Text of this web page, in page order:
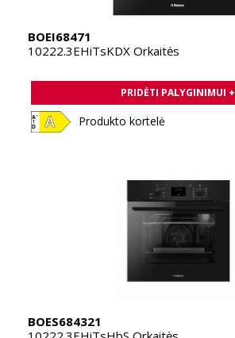
BOEI68471
10222.3EHiTsKDX Orkaitės
PRIDĖTI PALYGINIMUI +
Produkto kortelė
BOES684321